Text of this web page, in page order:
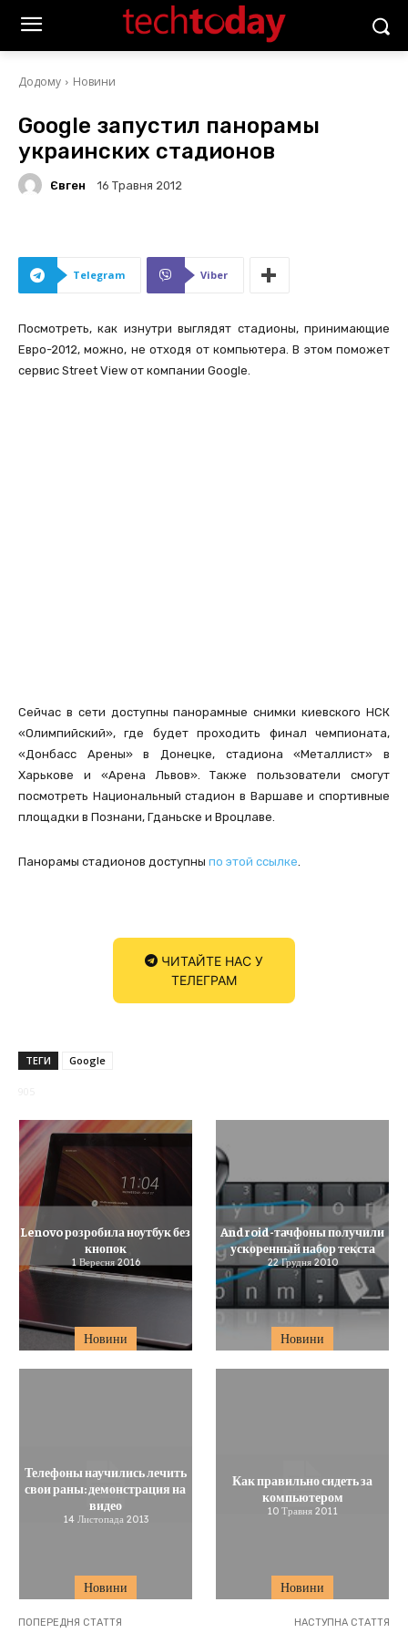
Додому Новини
Google запустил панорамы
украинских стадионов
Євген 16 Травня 2012
Telegram Viber
Посмотреть, как изнутри выглядят стадионы, принимающие
Евро-2012, можно, не отходя от компьютера. В этом поможет
сервис Street View от компании Google.
Сейчас в сети доступны панорамные снимки киевского НСК
«Олимпийский», где будет проходить финал чемпионата,
«Донбасс Арены» в Донецке, стадиона «Металлист» в
Харькове и «Арена Львов». Также пользователи смогут
посмотреть Национальный стадион в Варшаве и спортивные
площадки в Познани, Гданьске и Вроцлаве.
Панорамы стадионов доступны по этой ссылке.
ЧИТАЙТЕ НАС У
ТЕЛЕГРАМ
ТЕГИ Google
Новини
Lenovo розробила ноутбук без
кнопок
1 Вересня 2016
Новини
Android-тачфоны получили
ускоренный набор текста
22 Грудня 2010
Новини
Телефоны научились лечить
свои раны: демонстрация на
видео
14 Листопада 2013
Новини
Как правильно сидеть за
компьютером
10 Травня 2011
ПОПЕРЕДНЯ СТАТТЯ НАСТУПНА СТАТТЯ